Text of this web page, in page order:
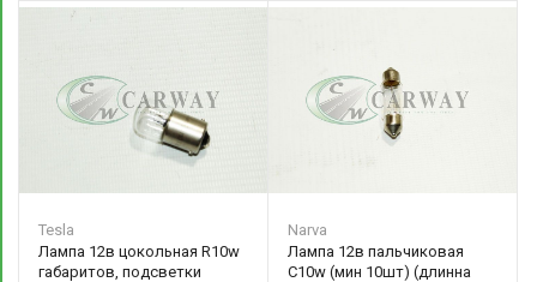
Tesla
Лампа 12в цокольная R10w
габаритов, подсветки
Narva
Лампа 12в пальчиковая
C10w (мин 10шт) (длинна